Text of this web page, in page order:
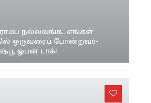
நல்லவங்க.. எங்கள்
ஒருவரைப் போன்றவர்-
ஓபன் டாக்!